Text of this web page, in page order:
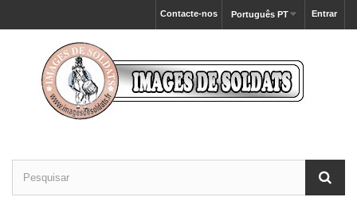
Entrar
Português PT
Contacte-nos